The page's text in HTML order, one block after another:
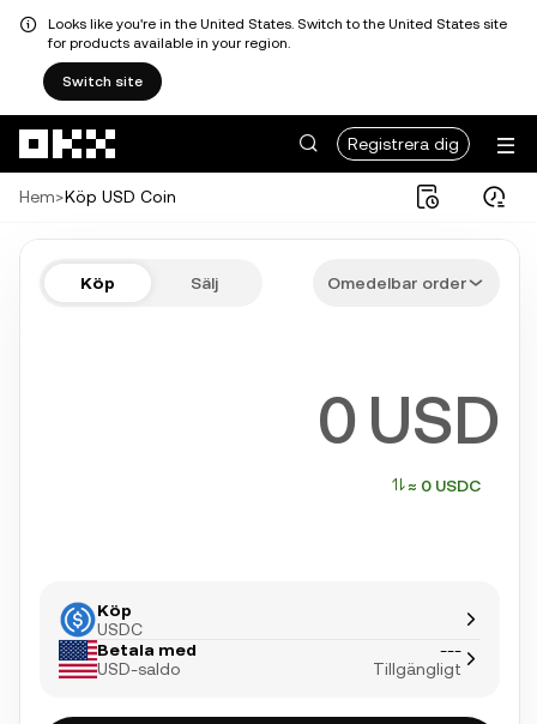
Looks like you're in the United States. Switch to the United States site
for products available in your region.
Switch site
Registrera dig
Hem>Köp USD Coin
Köp Sälj Omedelbar order
USD
≈ 0 USDC
Köp
USDC
Betala med
USD-saldo
---
Tillgängligt